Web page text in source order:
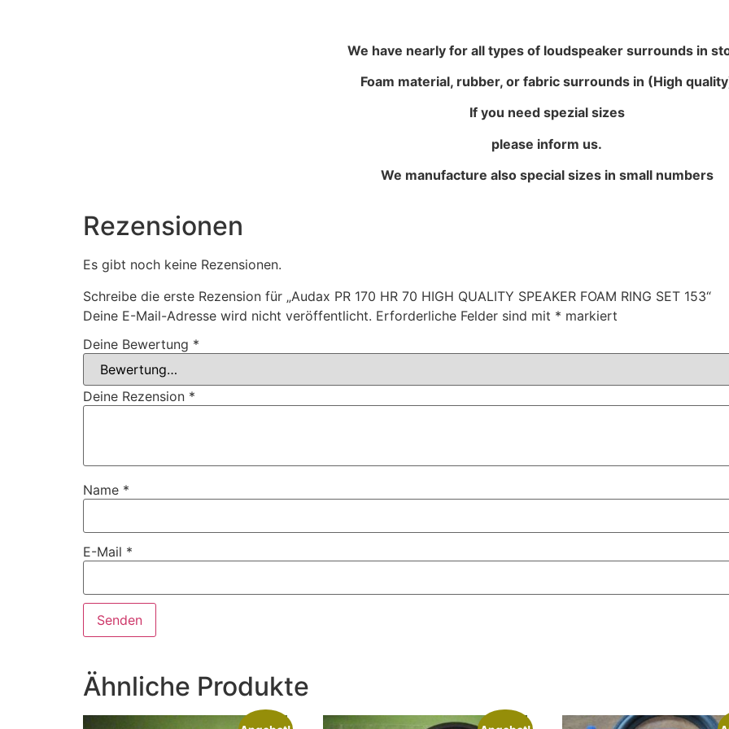
We have nearly for all types of loudspeaker surrounds in
Foam material, rubber, or fabric surrounds in (High
If you need spezial sizes
please inform us.
We manufacture also special sizes in small numbers
Rezensionen
Es gibt noch keine Rezensionen.
Schreibe die erste Rezension für „Audax PR 170 HR 70 HIGH QUALITY SPEAKER FOAM RING SET 153“
Deine E-Mail-Adresse wird nicht veröffentlicht. Erforderliche Felder sind mit * markiert
Deine Bewertung *
Deine Rezension *
Name *
E-Mail *
Ähnliche Produkte